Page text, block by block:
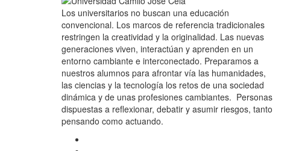
Los universitarios no buscan una educación
convencional. Los marcos de referencia tradicionales
restringen la creatividad y la originalidad. Las nuevas
generaciones viven, interactúan y aprenden en un
entorno cambiante e interconectado. Preparamos a
nuestros alumnos para afrontar vía las humanidades,
las ciencias y la tecnología los retos de una sociedad
dinámica y de unas profesiones cambiantes. Personas
dispuestas a reflexionar, debatir y asumir riesgos, tanto
pensando como actuando.